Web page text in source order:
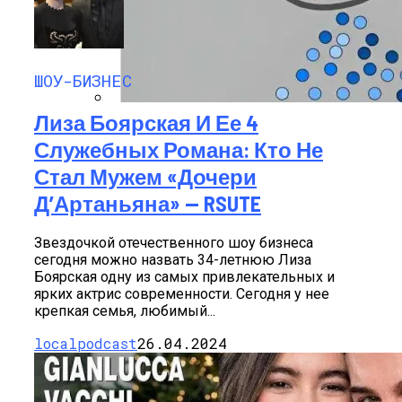
Как Состояние Сына Михаила
Ефремова, Который Выпал Из Окна
Ученые-Компьютерщики Изобрели
Простой Метод Ускорения Очистки
Кэша
ШОУ-БИЗНЕС
Лиза Боярская И Ее 4
Служебных Романа: Кто Не
Стал Мужем «дочери
Д’Артаньяна» — RSUTE
Звездочкой отечественного шоу бизнеса
сегодня можно назвать 34-летнюю Лиза
Боярская одну из самых привлекательных и
ярких актрис современности. Сегодня у нее
крепкая семья, любимый...
localpodcast26.04.2024